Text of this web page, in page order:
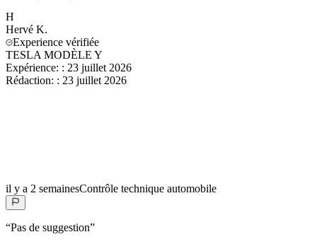
H
Hervé K.
Experience vérifiée
TESLA MODÈLE Y
Expérience: : 23 juillet 2026
Rédaction: : 23 juillet 2026
il y a 2 semainesContrôle technique automobile
“Pas de suggestion”